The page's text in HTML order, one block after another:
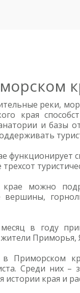
реки,
края
и базы
функционирует
можно
вершины,
в году
Приморья,
в Приморском
Среди них
истории края и